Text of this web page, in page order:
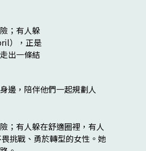
邊，陪伴他們一起規劃人